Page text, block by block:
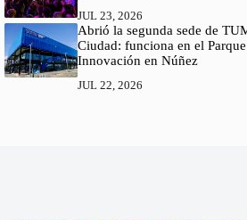
JUL 23, 2026
Abrió la segunda sede de
Ciudad: funciona en el
Innovación en Núñez
JUL 22, 2026